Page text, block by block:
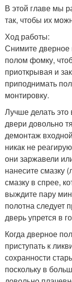
В этой главе мы
так, чтобы их
Ход работы:
Снимите дверное
полом фомку,
приоткрывая и
приподнимать
монтировку.
Лучше делать это
двери довольно
демонтаж
никак не
они заржавели
нанесите смазку
смазку в спрее,
выждите пару
полотна следует
дверь упрется в
Когда дверное
приступать к
сохранности
поскольку в